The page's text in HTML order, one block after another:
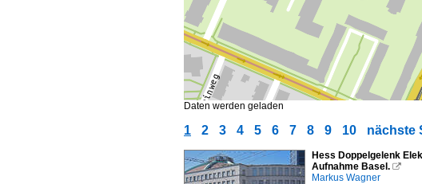
Daten werden geladen
1 2 3 4 5 6 7 8 9 10 nächste
Hess Doppelgelenk
Aufnahme Basel. 
Markus Wagner